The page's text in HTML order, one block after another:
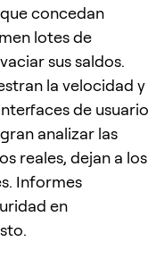
concedan
lotes de
sus saldos.
la velocidad y
de usuario
analizar las
reales, dejan a los
Informes
en